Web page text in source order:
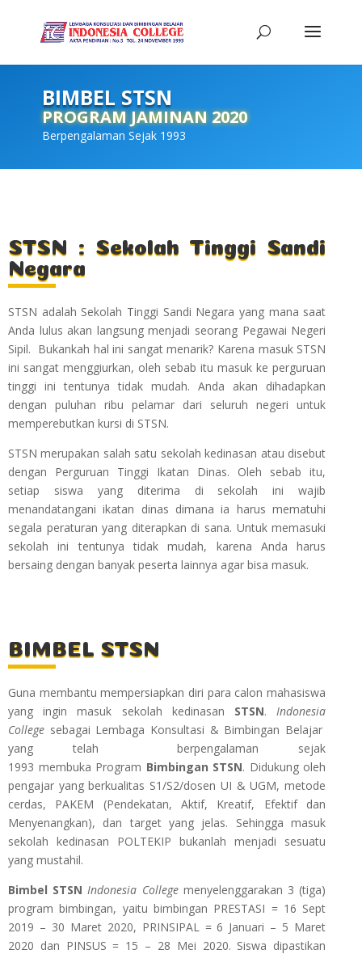
BIMBEL STSN
PROGRAM JAMINAN 2020
Berpengalaman Sejak 1993
STSN : Sekolah Tinggi Sandi
Negara
STSN adalah Sekolah Tinggi Sandi Negara yang mana saat
Anda lulus akan langsung menjadi seorang Pegawai Negeri
Sipil. Bukankah hal ini sangat menarik? Karena masuk STSN
ini sangat menggiurkan, oleh sebab itu masuk ke perguruan
tinggi ini tentunya tidak mudah. Anda akan dihadapkan
dengan puluhan ribu pelamar dari seluruh negeri untuk
memperebutkan kursi di STSN.
STSN merupakan salah satu sekolah kedinasan atau disebut
dengan Perguruan Tinggi Ikatan Dinas. Oleh sebab itu,
setiap siswa yang diterima di sekolah ini wajib
menandatangani ikatan dinas dimana ia harus mematuhi
segala peraturan yang diterapkan di sana. Untuk memasuki
sekolah ini tentunya tidak mudah, karena Anda harus
bersaing dengan banyak peserta lainnya agar bisa masuk.
BIMBEL STSN
Guna membantu mempersiapkan diri para calon mahasiswa
yang ingin masuk sekolah kedinasan STSN.Indonesia
College sebagai Lembaga Konsultasi & Bimbingan Belajar
yang telah berpengalaman sejak
1993 membuka Program Bimbingan STSN. Didukung oleh
pengajar yang berkualitas S1/S2/dosen UI & UGM, metode
cerdas, PAKEM (Pendekatan, Aktif, Kreatif, Efektif dan
Menyenangkan), dan target yang jelas. Sehingga masuk
sekolah kedinasan POLTEKIP bukanlah menjadi sesuatu
yang mustahil.
Bimbel STSN Indonesia Collegemenyelenggarakan 3 (tiga)
program bimbingan, yaitu bimbingan PRESTASI = 16 Sept
2019 – 30 Maret 2020, PRINSIPAL = 6 Januari – 5 Maret
2020 dan PINSUS = 15 – 28 Mei 2020. Siswa dipastikan